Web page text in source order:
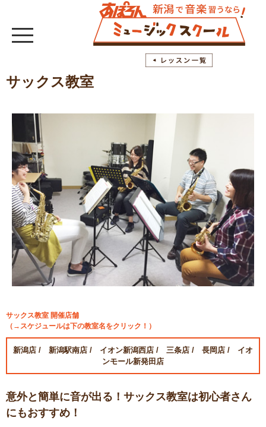
サックス教室
サックス教室 開催店舗
（→スケジュールは下の教室名をクリック！）
新潟店 / 新潟駅南店 / イオン新潟西店 / 三条店 / 長岡店 / イオ
ンモール新発田店
意外と簡単に音が出る！サックス教室は初心者さん
にもおすすめ！